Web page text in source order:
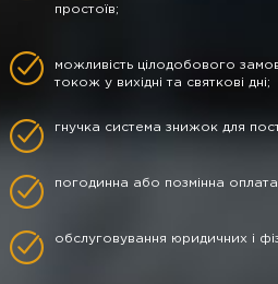
простоїв;
можливість цілодобового
токож у вихідні та святкові дні;
гнучка система знижок для
погодинна або позмінна
обслуговування юридичних і